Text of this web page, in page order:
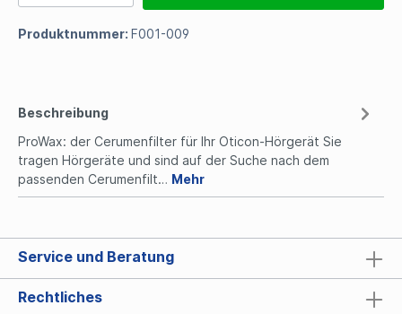
Produktnummer: F001-009
Beschreibung
ProWax: der Cerumenfilter für Ihr Oticon-Hörgerät Sie
tragen Hörgeräte und sind auf der Suche nach dem
passenden Cerumenfilt… Mehr
Service und Beratung
Rechtliches